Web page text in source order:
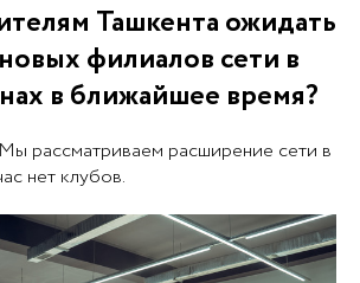
Ташкента ожидать
филиалов сети в
в ближайшее время?
рассматриваем расширение сети в
нет клубов.